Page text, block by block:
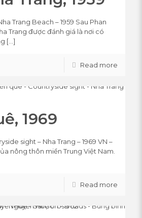
Trang Beach – 1959 Sau Phan
Trang được đánh giá là nơi có
[…]
Read more
1969
sight – Nha Trang – 1969 VN –
nông thôn miền Trung Việt Nam.
Read more